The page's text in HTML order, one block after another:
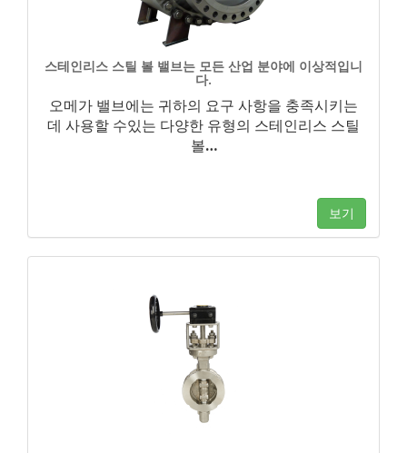
스테인리스 스틸 볼 밸브는 모든 산업 분야에 이상적입니
다.
오메가 밸브에는 귀하의 요구 사항을 충족시키는
데 사용할 수있는 다양한 유형의 스테인리스 스틸
볼…
보기